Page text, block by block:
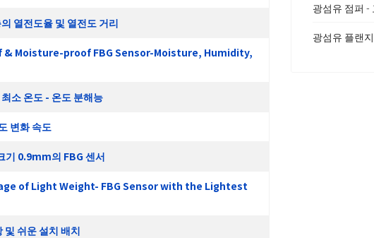
열전도율 및 열전도 거리
Moisture-proof FBG Sensor-Moisture, Humidity,
소 온도 - 온도 분해능
변화 속도
기 0.9mm의 FBG 센서
of Light Weight- FBG Sensor with the Lightest
쉬운 설치 배치
광섬유 점퍼 -
광섬유 플랜지